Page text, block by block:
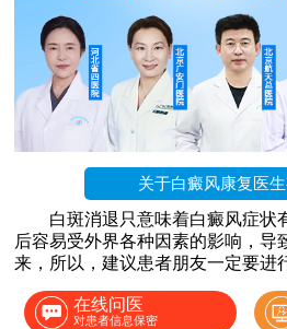
关于白癜风康复医生
白斑消退只意味着白癜风症状
后容易受外界各种因素的影响，导
来，所以，建议患者朋友一定要进
在线问医
对患者信息保密